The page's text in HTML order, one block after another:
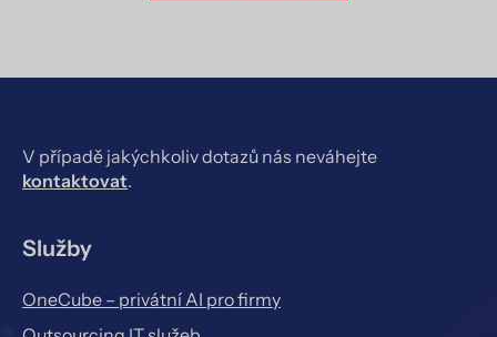
V případě jakýchkoliv dotazů nás neváhejte
kontaktovat.
Služby
OneCube – privátní AI pro firmy